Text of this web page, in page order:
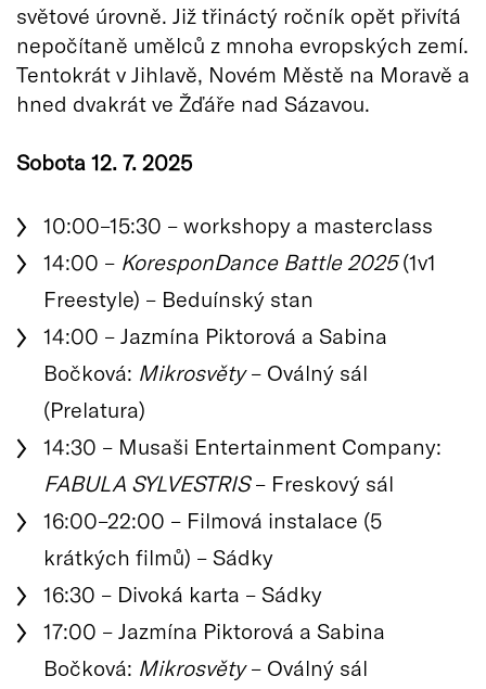
světové úrovně. Již třináctý ročník opět přivítá
nepočítaně umělců z mnoha evropských zemí.
Tentokrát v Jihlavě, Novém Městě na Moravě a
hned dvakrát ve Žďáře nad Sázavou.
Sobota 12. 7. 2025
10:00–15:30 – workshopy a masterclass
14:00 – KoresponDance Battle 2025(1v1
Freestyle) – Beduínský stan
14:00 – Jazmína Piktorová a Sabina
Bočková: Mikrosvěty– Oválný sál
(Prelatura)
14:30 – Musaši Entertainment Company:
FABULA SYLVESTRIS– Freskový sál
16:00–22:00 – Filmová instalace (5
krátkých filmů) – Sádky
16:30 – Divoká karta – Sádky
17:00 – Jazmína Piktorová a Sabina
Bočková: Mikrosvěty– Oválný sál